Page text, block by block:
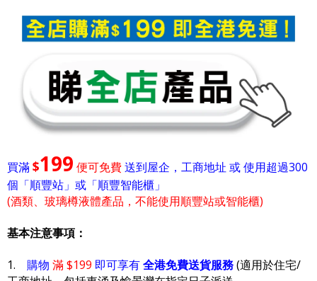
買滿$199 便可免費送到屋企，工商地址 或 使用超過300
個「順豐站」或「順豐智能櫃」
(酒類、玻璃樽液體產品，不能使用順豐站或智能櫃)
基本注意事項：
1. 購物 滿 $199 即可享有全港免費送貨服務(適用於住宅/